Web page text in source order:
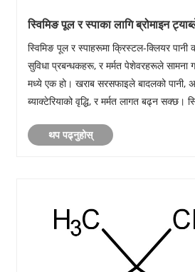
स्विमिङ पूल र स्पाका लागि ब्रोमाइन
सेनिटाइजेसनको लागि किन रुचाइएको छनोट
स्विमिङ पूल र स्पाहरूमा क्रिस्टल-क्लियर पानी
सुविधा प्रबन्धकहरू, र मर्मत पेशेवरहरूले सामना
मध्ये एक हो। खराब सरसफाइले बादलको पानी,
ब्याक्टेरियाको वृद्धि, र मर्मत लागत बढ्न सक्छ।
थप पढ्नुहोस्